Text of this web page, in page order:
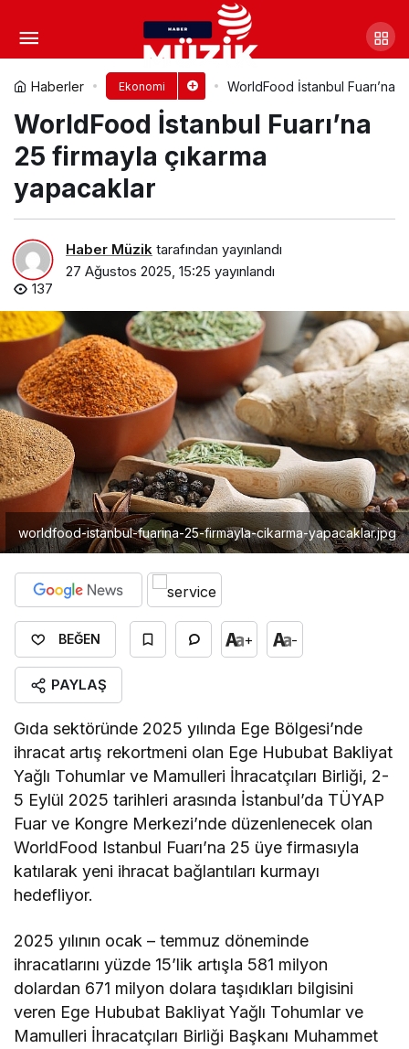
Haberler Ekonomi WorldFood İstanbul Fuarı’na
WorldFood İstanbul Fuarı’na
25 firmayla çıkarma
yapacaklar
Haber Müzik tarafından yayınlandı
27 Ağustos 2025, 15:25 yayınlandı
137
worldfood-istanbul-fuarina-25-firmayla-cikarma-yapacaklar.jpg
BEĞEN + -
PAYLAŞ
Gıda sektöründe 2025 yılında Ege Bölgesi’nde
ihracat artış rekortmeni olan Ege Hububat Bakliyat
Yağlı Tohumlar ve Mamulleri İhracatçıları Birliği, 2-
5 Eylül 2025 tarihleri arasında İstanbul’da TÜYAP
Fuar ve Kongre Merkezi’nde düzenlenecek olan
WorldFood Istanbul Fuarı’na 25 üye firmasıyla
katılarak yeni ihracat bağlantıları kurmayı
hedefliyor.
2025 yılının ocak – temmuz döneminde
ihracatlarını yüzde 15’lik artışla 581 milyon
dolardan 671 milyon dolara taşıdıkları bilgisini
veren Ege Hububat Bakliyat Yağlı Tohumlar ve
Mamulleri İhracatçıları Birliği Başkanı Muhammet
Bilyoner’de Üst Düzey Atama:
Murat Büyükkucak Yeni CMO Oldu
Yorum Yap